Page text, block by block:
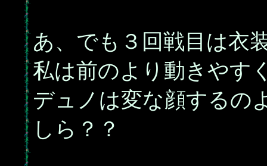
あ、でも３回戦目は衣
私は前のより動きやす
デュノは変な顔するの
しら？？